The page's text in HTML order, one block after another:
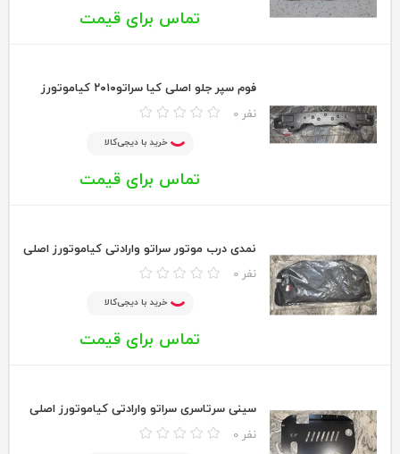
تماس برای قیمت
فوم سپر جلو اصلی کیا سراتو۲۰۱۰ کیاموتورز
0 نفر
خرید با دیجی‌کالا
تماس برای قیمت
نمدی درب موتور سراتو وارادتی کیاموتورز اصلی
0 نفر
خرید با دیجی‌کالا
تماس برای قیمت
سینی سرتاسری سراتو وارادتی کیاموتورز اصلی
0 نفر